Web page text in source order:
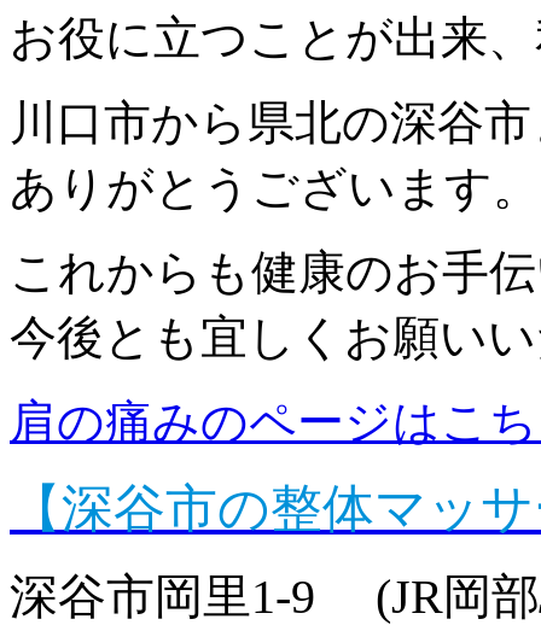
お役に立つことが出来
川口市から県北の深谷
ありがとうございます。
これからも健康のお手
今後とも宜しくお願い
肩の痛みのページはこ
【深谷市の整体マッ
深谷市岡里1-9 (JR岡